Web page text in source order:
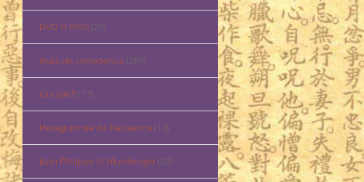
DVD YI KING (25)
états de conscience (389)
Gurdjieff(17)
Hexagramme de Naissance (14)
Jean Philippe Schlumberger(20)